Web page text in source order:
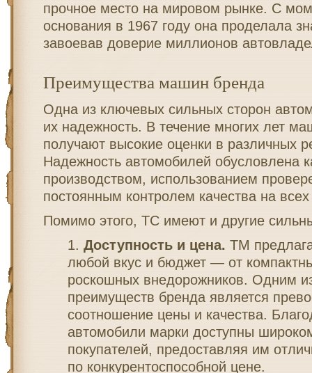
прочное место на мировом рынке. С
основания в 1967 году она проделала
завоевав доверие миллионов
Преимущества машин бренда
Одна из ключевых сильных сторон
их надежность. В течение многих лет
получают высокие оценки в различных
Надежность автомобилей обусловлена
производством, использованием
постоянным контролем качества на всех
Помимо этого, ТС имеют и другие
Доступность и цена. ТМ
любой вкус и бюджет — от
роскошных внедорожников. Одним
преимуществ бренда является
соотношение цены и качества.
автомобили марки доступны
покупателей, предоставляя им
по конкурентоспособной цене.